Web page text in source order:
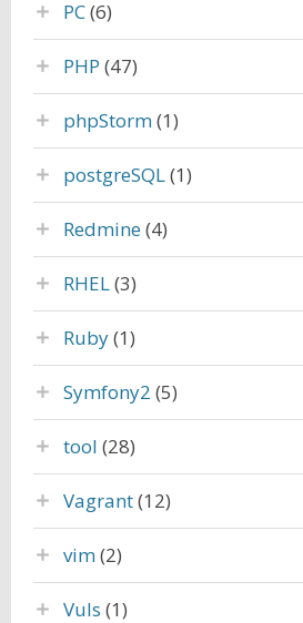
PC(6)
PHP (47)
phpStorm(1)
postgreSQL(1)
Redmine(4)
RHEL(3)
Ruby(1)
Symfony2 (5)
tool (28)
Vagrant(12)
vim(2)
Vuls (1)